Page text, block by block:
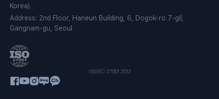
Korea)
Address: 2nd Floor, Haneun Building, 6, Dogok-ro 7-gil,
Gangnam-gu, Seoul
ISO/IEC 27001:2013